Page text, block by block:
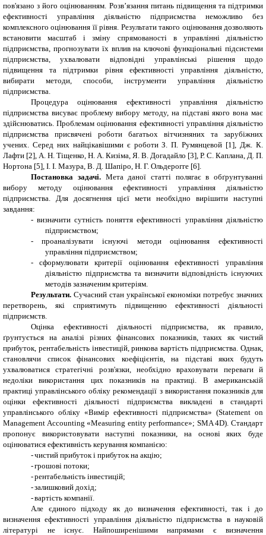
пов'язано з його оцінюванням. Розв’язання питань підвищення та підтримки
ефективності управління діяльністю підприємства неможливо без
комплексного оцінювання її рівня. Результати такого оцінювання дозволяють
встановити масштаб і зміну спрямованості в управлінні діяльністю
підприємства, прогнозувати їх вплив на ключові функціональні підсистеми
підприємства, ухвалювати відповідні управлінські рішення щодо
підвищення та підтримки рівня ефективності управління діяльністю,
вибирати методи, способи, інструменти управління діяльністю
підприємства.
Процедура оцінювання ефективності управління діяльністю
підприємства висуває проблему вибору методу, на підставі якого вона має
здійснюватись. Проблемам оцінювання ефективності управління діяльністю
підприємства присвячені роботи багатьох вітчизняних та зарубіжних
учених. Серед них найцікавішими є роботи З. П. Румянцевой [1], Дж. К.
Лафти [2], А. Н. Тіщенко, Н. А. Кизіма, Я. В. Догадайло [3], Р. С. Каплана, Д. П.
Нортона [5], І. І. Мазура, В. Д. Шапіро, Н. Г. Ольдерогге [6].
Постановка задачі.Мета даної статті полягає в обґрунтуванні
вибору методу оцінювання ефективності управління діяльністю
підприємства. Для досягнення цієї мети необхідно вирішити наступні
завдання:
- визначити сутність поняття ефективності управління діяльністю
підприємством;
-
проаналізувати існуючі методи оцінювання ефективності
управління підприємством;
-
сформулювати критерії оцінювання ефективності управління
діяльністю підприємства та визначити відповідність існуючих
методів зазначеним критеріям.
Результати.Сучасний стан української економіки потребує значних
перетворень, які сприятимуть підвищенню ефективності діяльності
підприємств.
Оцінка ефективності діяльності підприємства, як правило,
ґрунтується на аналізі різних фінансових показників, таких як чистий
прибуток, рентабельність інвестицій, ринкова вартість підприємства. Однак,
становлячи список фінансових коефіцієнтів, на підставі яких будуть
ухвалюватися стратегічні розв'язки, необхідно враховувати переваги й
недоліки використання цих показників на практиці.
В американській
практиці управлінського обліку рекомендації з використання показників для
оцінки ефективності діяльності підприємства викладені в стандарті
управлінського обліку «Вимір ефективності підприємства» (Statement on
Management Accounting «Measuring entity performance»; SMA 4D). Стандарт
пропонує використовувати наступні показники, на основі яких буде
оцінюватися ефективність керування компанією:
-чистий прибуток і прибуток на акцію;
-грошові потоки;
-рентабельність інвестицій;
-залишковий дохід;
-вартість компанії.
Але єдиного підходу як до визначення ефективності, так і до
визначення ефективності управління діяльністю підприємства в науковій
літературі не існує. Найпоширенішими напрямами є визначення